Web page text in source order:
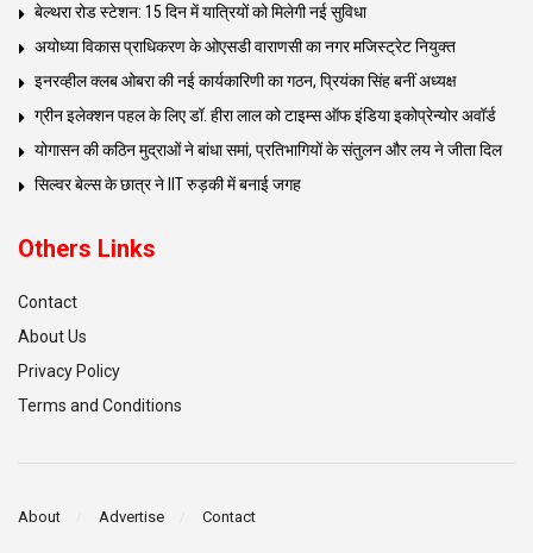
बेल्थरा रोड स्टेशन: 15 दिन में यात्रियों को मिलेगी नई सुविधा
अयोध्या विकास प्राधिकरण के ओएसडी वाराणसी का नगर मजिस्ट्रेट नियुक्त
इनरव्हील क्लब ओबरा की नई कार्यकारिणी का गठन, प्रियंका सिंह बनीं अध्यक्ष
ग्रीन इलेक्शन पहल के लिए डॉ. हीरा लाल को टाइम्स ऑफ इंडिया इकोप्रेन्योर अवॉर्ड
योगासन की कठिन मुद्राओं ने बांधा समां, प्रतिभागियों के संतुलन और लय ने जीता दिल
सिल्वर बेल्स के छात्र ने IIT रुड़की में बनाई जगह
Others Links
Contact
About Us
Privacy Policy
Terms and Conditions
About Advertise Contact